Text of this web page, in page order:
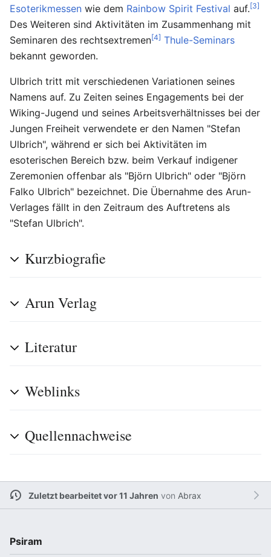
Esoterikmessen wie dem Rainbow Spirit Festival auf.[3]
Des Weiteren sind Aktivitäten im Zusammenhang mit
Seminaren des rechtsextremen[4] Thule-Seminars
bekannt geworden.
Ulbrich tritt mit verschiedenen Variationen seines
Namens auf. Zu Zeiten seines Engagements bei der
Wiking-Jugend und seines Arbeitsverhältnisses bei der
Jungen Freiheit verwendete er den Namen "Stefan
Ulbrich", während er sich bei Aktivitäten im
esoterischen Bereich bzw. beim Verkauf indigener
Zeremonien offenbar als "Björn Ulbrich" oder "Björn
Falko Ulbrich" bezeichnet. Die Übernahme des Arun-
Verlages fällt in den Zeitraum des Auftretens als
"Stefan Ulbrich".
Kurzbiografie
Arun Verlag
Literatur
Weblinks
Quellennachweise
Zuletzt bearbeitet vor 11 Jahren von Abrax
Psiram